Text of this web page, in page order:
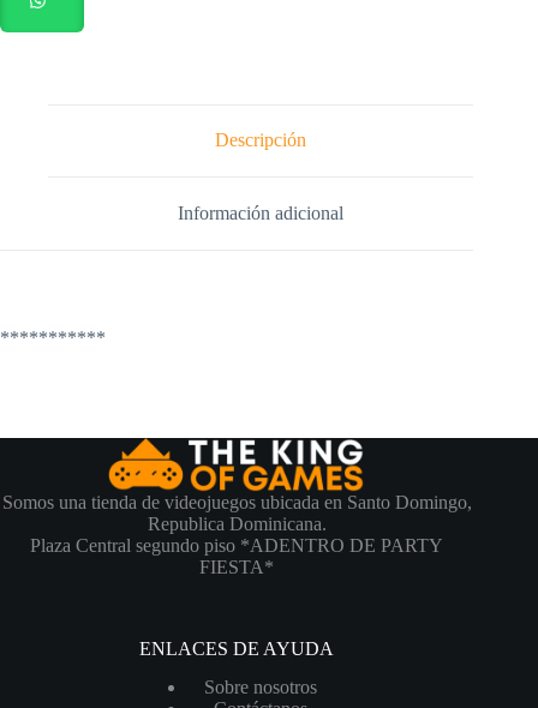
Descripción
Información adicional
***********
Somos una tienda de videojuegos ubicada en Santo Domingo,
Republica Dominicana.
Plaza Central segundo piso *ADENTRO DE PARTY
FIESTA*
ENLACES DE AYUDA
Sobre nosotros